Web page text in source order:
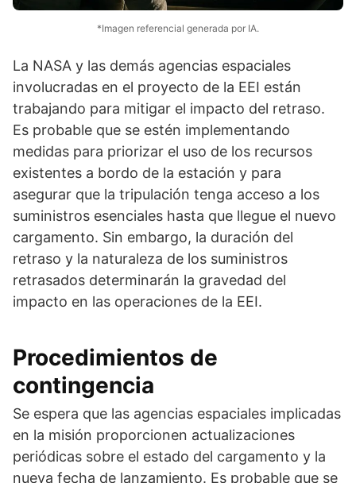
*Imagen referencial generada por IA.
La NASA y las demás agencias espaciales
involucradas en el proyecto de la EEI están
trabajando para mitigar el impacto del retraso.
Es probable que se estén implementando
medidas para priorizar el uso de los recursos
existentes a bordo de la estación y para
asegurar que la tripulación tenga acceso a los
suministros esenciales hasta que llegue el nuevo
cargamento. Sin embargo, la duración del
retraso y la naturaleza de los suministros
retrasados determinarán la gravedad del
impacto en las operaciones de la EEI.
Procedimientos de
contingencia
Se espera que las agencias espaciales implicadas
en la misión proporcionen actualizaciones
periódicas sobre el estado del cargamento y la
nueva fecha de lanzamiento. Es probable que se